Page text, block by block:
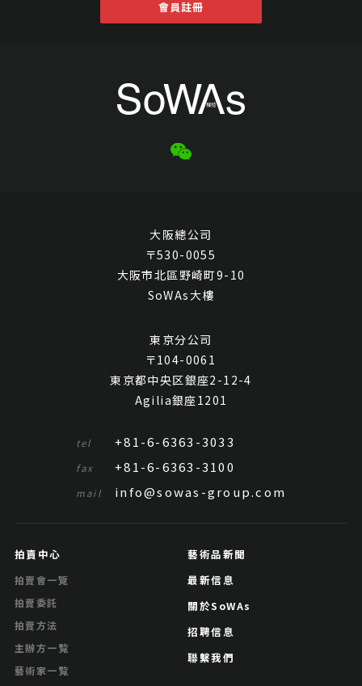
會員註冊
大阪總公司
〒530-0055
大阪市北區野崎町9-10
SoWAs大樓
東京分公司
〒104-0061
東京都中央区銀座2-12-4
Agilia銀座1201
tel +81-6-6363-3033
fax +81-6-6363-3100
mail info@sowas-group.com
拍賣中心
拍賣會一覽
拍賣委託
拍賣方法
主辦方一覧
藝術家一覧
藝術品新聞
最新信息
關於SoWAs
招聘信息
聯繫我們